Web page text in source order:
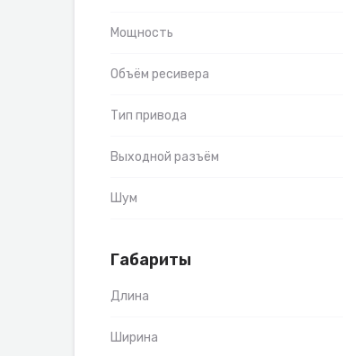
Мощность
Объём ресивера
Тип привода
Выходной разъём
Шум
Габариты
Длина
Ширина